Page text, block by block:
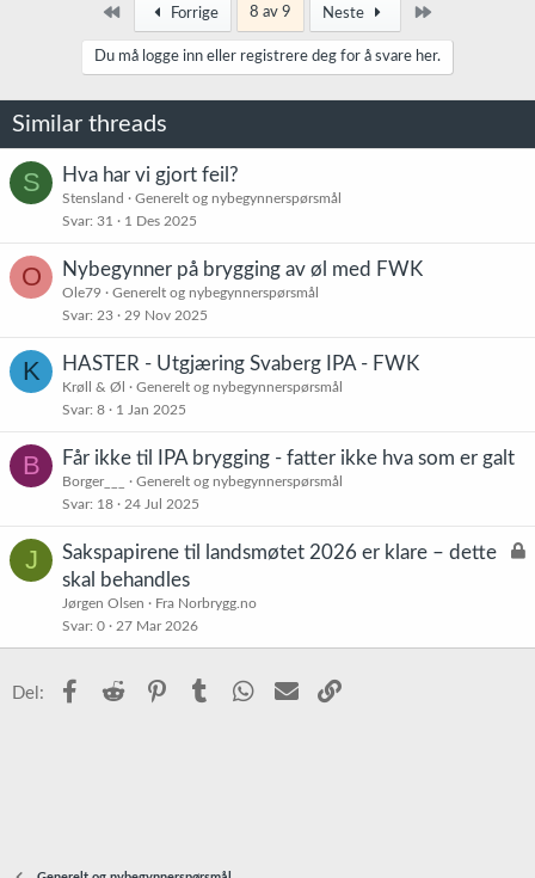
r
Først Forrige 8 av 9 Neste
Du må logge inn eller registrere deg for å svare her.
Similar threads
S Hva har vi gjort feil?
Stensland
Generelt og nybegynnerspørsmål
Svar 31 1 Des 2025
O Nybegynner på brygging av øl med FWK
Ole79
Generelt og nybegynnerspørsmål
Svar 23 29 Nov 2025
K HASTER - Utgjæring Svaberg IPA - FWK
Krøll & Øl
Generelt og nybegynnerspørsmål
Svar 8 1 Jan 2025
B Får ikke til IPA brygging - fatter ikke hva som er galt
Borger___
Generelt og nybegynnerspørsmål
Svar 18 24 Jul 2025
J
L
Sakspapirene til landsmøtet 2026 er klare – dette
skal behandles
Jørgen Olsen
Fra Norbrygg.no
Svar 0 27 Mar 2026
Del: Facebook
Reddit PinterestTumblr WhatsApp
E-post